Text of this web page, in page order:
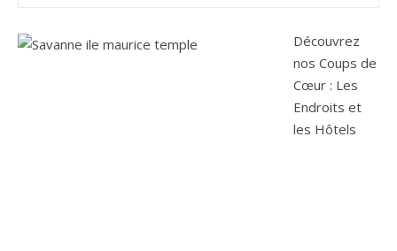
Découvrez
nos Coups de
Cœur : Les
Endroits et
les Hôtels